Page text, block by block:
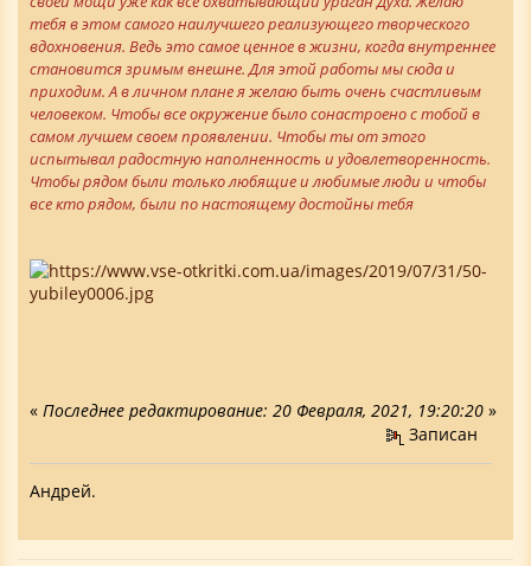
тебя в этом самого наилучшего реализующего творческого
вдохновения. Ведь это самое ценное в жизни, когда внутреннее
становится зримым внешне. Для этой работы мы сюда и
приходим. А в личном плане я желаю быть очень счастливым
человеком. Чтобы все окружение было сонастроено с тобой в
самом лучшем своем проявлении. Чтобы ты от этого
испытывал радостную наполненность и удовлетворенность.
Чтобы рядом были только любящие и любимые люди и чтобы
все кто рядом, были по настоящему достойны тебя
« Последнее редактирование: 20 Февраля, 2021, 19:20:20 »
Записан
Андрей.